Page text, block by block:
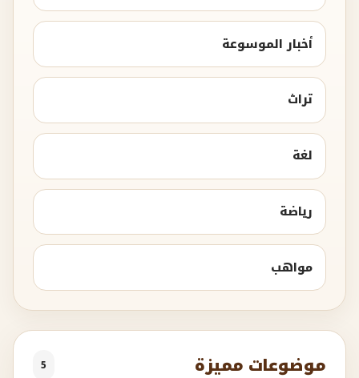
أخبار الموسوعة
تراث
لغة
رياضة
مواهب
موضوعات مميزة 5